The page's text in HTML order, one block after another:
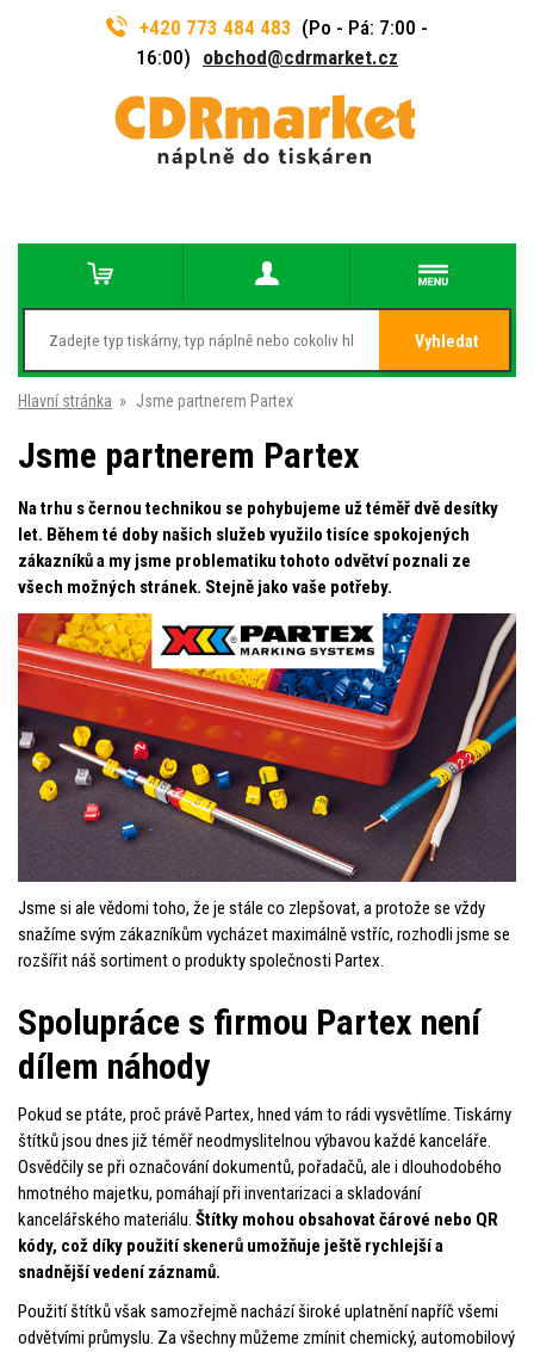
+420 773 484 483 (Po - Pá: 7:00 -
16:00) obchod@cdrmarket.cz
Vyhledat
Hlavní stránka » Jsme partnerem Partex
Jsme partnerem Partex
Na trhu s černou technikou se pohybujeme už téměř dvě desítky
let. Během té doby našich služeb využilo tisíce spokojených
zákazníků a my jsme problematiku tohoto odvětví poznali ze
všech možných stránek. Stejně jako vaše potřeby.
Jsme si ale vědomi toho, že je stále co zlepšovat, a protože se vždy
snažíme svým zákazníkům vycházet maximálně vstříc, rozhodli jsme se
rozšířit náš sortiment o produkty společnosti Partex.
Spolupráce s firmou Partex není
dílem náhody
Pokud se ptáte, proč právě Partex, hned vám to rádi vysvětlíme. Tiskárny
štítků jsou dnes již téměř neodmyslitelnou výbavou každé kanceláře.
Osvědčily se při označování dokumentů, pořadačů, ale i dlouhodobého
hmotného majetku, pomáhají při inventarizaci a skladování
kancelářského materiálu. Štítky mohou obsahovat čárové nebo QR
kódy, což díky použití skenerů umožňuje ještě rychlejší a
snadnější vedení záznamů.
Použití štítků však samozřejmě nachází široké uplatnění napříč všemi
odvětvími průmyslu. Za všechny můžeme zmínit chemický, automobilový